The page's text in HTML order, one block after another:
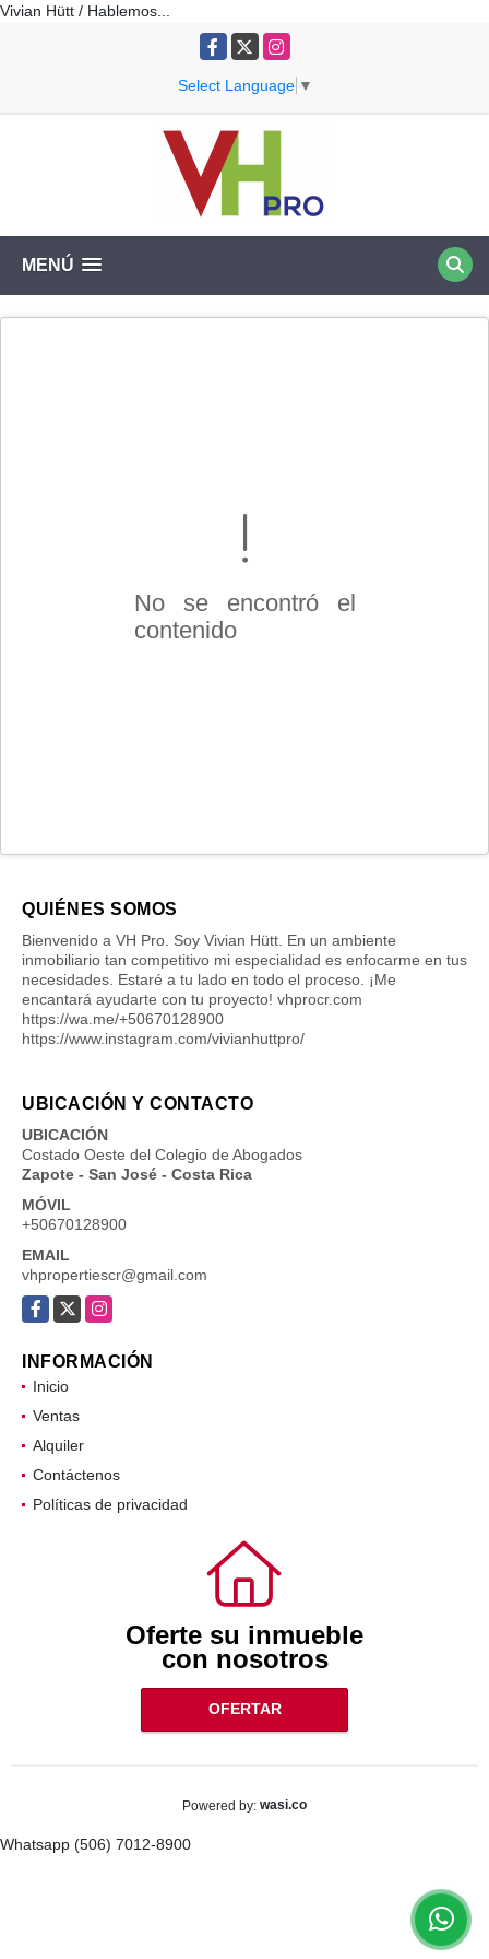
Vivian Hütt / Hablemos...
Facebook
X Instagram
Select Language ▼
MENÚ
No se encontró el
contenido
QUIÉNES SOMOS
Bienvenido a VH Pro. Soy Vivian Hütt. En un ambiente
inmobiliario tan competitivo mi especialidad es enfocarme en tus
necesidades. Estaré a tu lado en todo el proceso. ¡Me
encantará ayudarte con tu proyecto! vhprocr.com
https://wa.me/+50670128900
https://www.instagram.com/vivianhuttpro/
UBICACIÓN Y CONTACTO
UBICACIÓN
Costado Oeste del Colegio de Abogados
Zapote - San José - Costa Rica
MÓVIL
+50670128900
EMAIL
vhpropertiescr@gmail.com
Facebook
X Instagram
INFORMACIÓN
Inicio
Ventas
Alquiler
Contáctenos
Políticas de privacidad
Oferte su inmueble
con nosotros
OFERTAR
Powered by: wasi.co
Whatsapp (506) 7012-8900